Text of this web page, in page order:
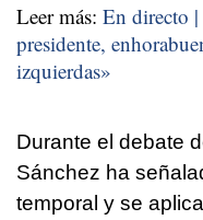
Leer más: En directo
presidente,
izquierdas»
Durante el debate
Sánchez ha
temporal y se